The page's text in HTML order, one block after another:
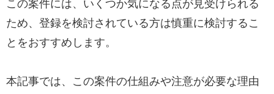
この案件には、いくつか気になる点が見受けられる
ため、登録を検討されている方は慎重に検討するこ
とをおすすめします。
本記事では、この案件の仕組みや注意が必要な理由